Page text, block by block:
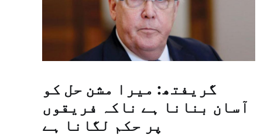
گریفتھ: میرا مشن حل کو
آسان بنانا ہے ناکہ فریقوں
پر حکم لگانا ہے